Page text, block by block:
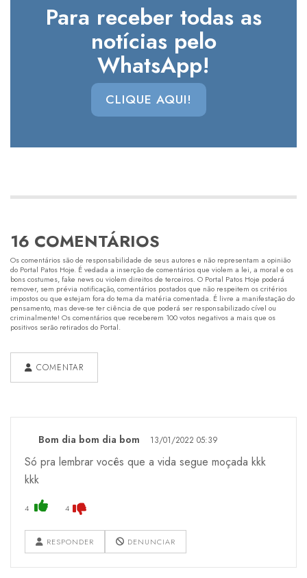
Para receber todas as
notícias pelo
WhatsApp!
CLIQUE AQUI!
16 COMENTÁRIOS
Os comentários são de responsabilidade de seus autores e não representam a opinião
do Portal Patos Hoje. É vedada a inserção de comentários que violem a lei, a moral e os
bons costumes, fake news ou violem direitos de terceiros. O Portal Patos Hoje poderá
remover, sem prévia notificação, comentários postados que não respeitem os critérios
impostos ou que estejam fora do tema da matéria comentada. É livre a manifestação do
pensamento, mas deve-se ter ciência de que poderá ser responsabilizado cível ou
criminalmente! Os comentários que receberem 100 votos negativos a mais que os
positivos serão retirados do Portal.
COMENTAR
Bom dia bom dia bom 13/01/2022 05:39
Só pra lembrar vocês que a vida segue moçada kkk
kkk
4 4
RESPONDER DENUNCIAR